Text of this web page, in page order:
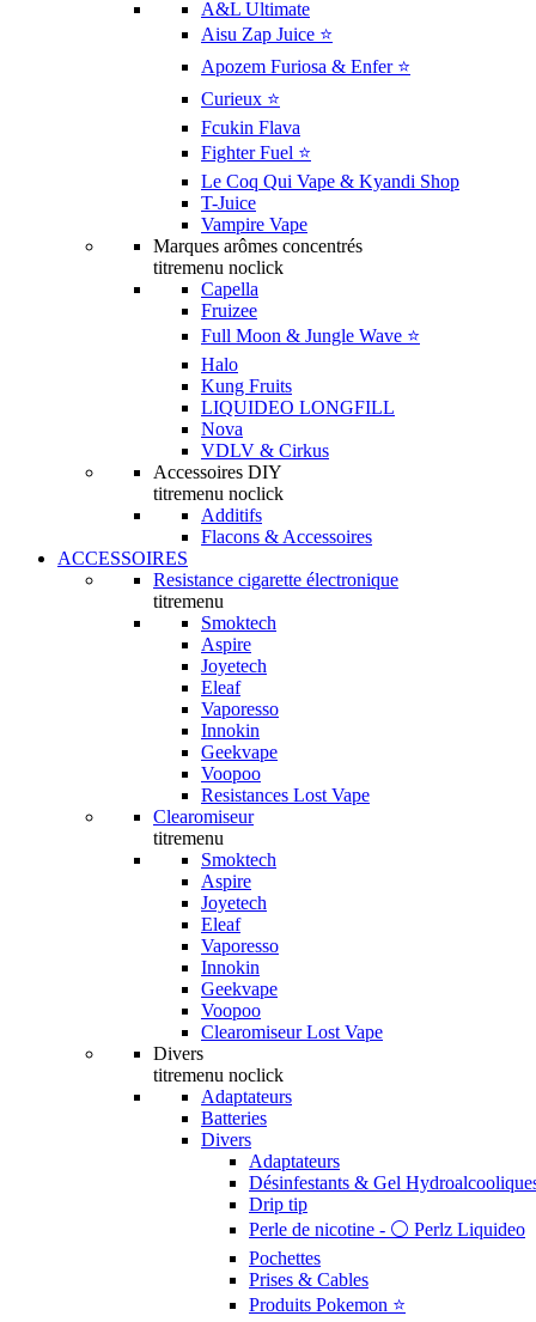
A&L Ultimate
Aisu Zap Juice ⭐️
Apozem Furiosa & Enfer ⭐️
Curieux ⭐️
Fcukin Flava
Fighter Fuel ⭐️
Le Coq Qui Vape & Kyandi Shop
T-Juice
Vampire Vape
Marques arômes concentrés
titremenu noclick
Capella
Fruizee
Full Moon & Jungle Wave ⭐️
Halo
Kung Fruits
LIQUIDEO LONGFILL
Nova
VDLV & Cirkus
Accessoires DIY
titremenu noclick
Additifs
Flacons & Accessoires
ACCESSOIRES
Resistance cigarette électronique
titremenu
Smoktech
Aspire
Joyetech
Eleaf
Vaporesso
Innokin
Geekvape
Voopoo
Resistances Lost Vape
Clearomiseur
titremenu
Smoktech
Aspire
Joyetech
Eleaf
Vaporesso
Innokin
Geekvape
Voopoo
Clearomiseur Lost Vape
Divers
titremenu noclick
Adaptateurs
Batteries
Divers
Adaptateurs
Désinfestants & Gel
Drip tip
Perle de nicotine - ⚪️ Perlz Liquideo
Pochettes
Prises & Cables
Produits Pokemon ⭐️